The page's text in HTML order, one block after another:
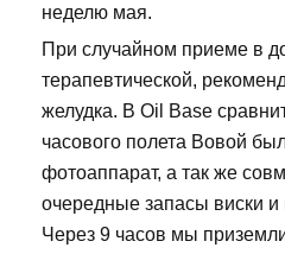
неделю мая.
При случайном приеме в
терапевтической,
желудка. В Oil Base
часового полета Вовой
фотоаппарат, а так же
очередные запасы виски
Через 9 часов мы